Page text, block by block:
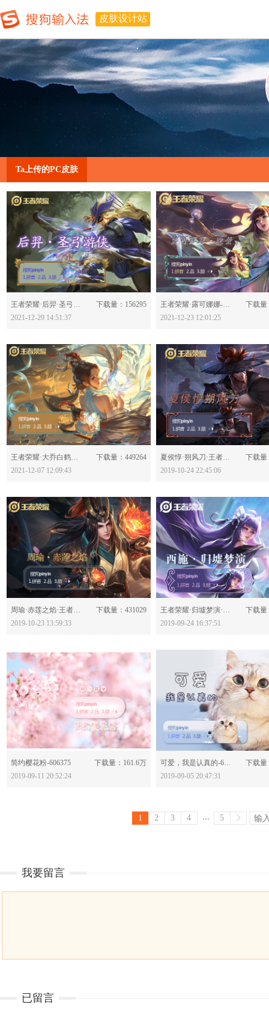
皮肤设计站
Ta上传的PC皮肤
分享：
王者荣耀·后羿·圣弓游侠-623796
下载量：156295
2021-12-29 14:51:37
分享：
王者荣耀·露可娜娜-623696
下载量
2021-12-23 12:01:25
分享：
王者荣耀·大乔白鹤梁神女-623237
下载量：449264
2021-12-07 12:09:43
分享：
夏侯惇·朔风刀·王者荣耀-608575
下载量
2019-10-24 22:45:06
分享：
周瑜·赤莲之焰·王者荣耀-608465
下载量：431029
2019-10-23 13:59:33
分享：
王者荣耀·归墟梦演·西施-606961
下载量
2019-09-24 16:37:51
分享：
简约樱花粉-606375
下载量：161.6万
2019-09-11 20:52:24
分享：
可爱，我是认真的-606035
下载量
2019-09-05 20:47:31
1 2 3 4 ... 5
我要留言
已留言